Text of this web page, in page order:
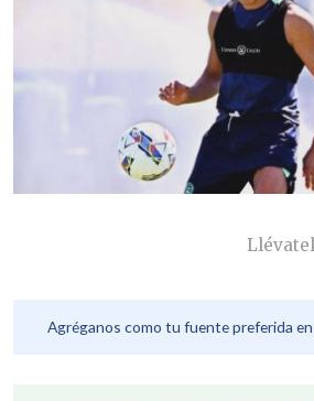
Agréganos como tu fuente preferida en